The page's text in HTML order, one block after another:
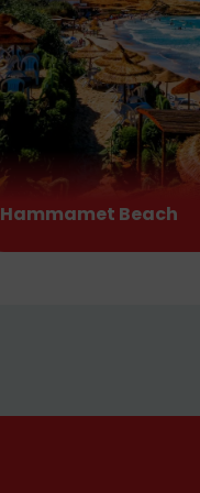
Hammamet Beach